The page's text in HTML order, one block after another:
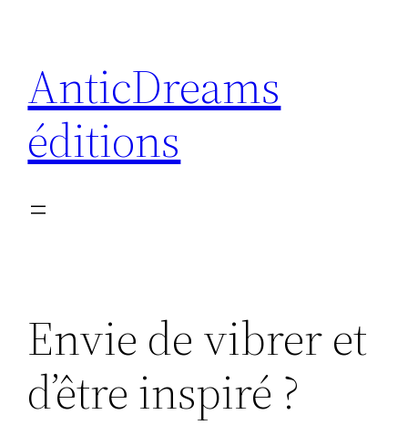
contenu
AnticDreams
éditions
Envie de vibrer et
d’être inspiré ?